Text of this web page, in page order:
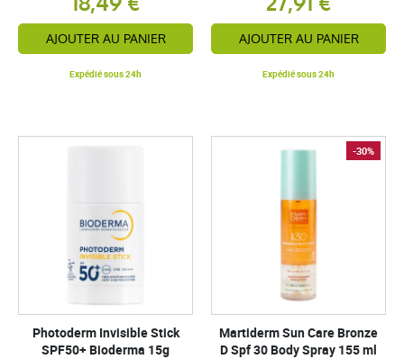
AJOUTER AU PANIER
Expédié sous 24h
AJOUTER AU PANIER
Expédié sous 24h
Photoderm Invisible Stick
SPF50+ Bioderma 15g
-30%
Martiderm Sun Care Bronze
D Spf 30 Body Spray 155 ml